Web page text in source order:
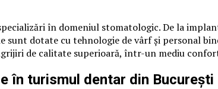
în domeniul stomatologic. De la
sunt dotate cu tehnologie de vârf și personal
de calitate superioară, într-un mediu
în turismul dentar din București